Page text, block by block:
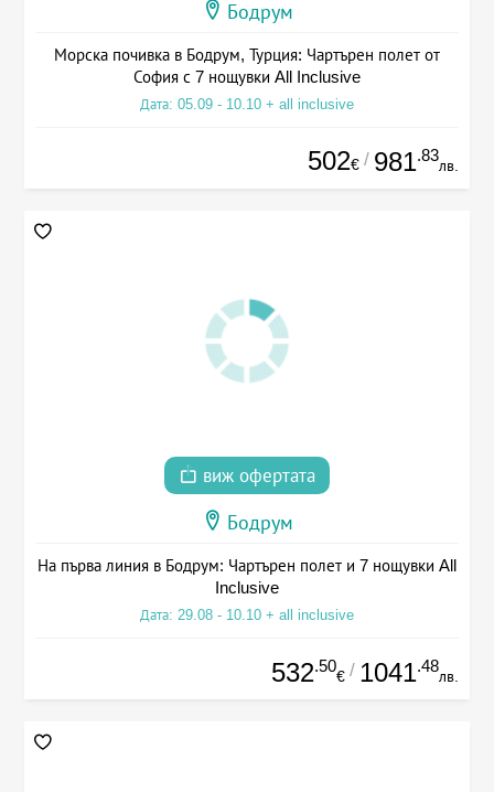
Бодрум
Морска почивка в Бодрум, Турция: Чартърен полет от
София с 7 нощувки All Inclusive
Дата: 05.09 - 10.10 + all inclusive
502€ / 981.83
лв.
виж офертата
Бодрум
На първа линия в Бодрум: Чартърен полет и 7 нощувки All
Inclusive
Дата: 29.08 - 10.10 + all inclusive
532.50
€ / 1041.48
лв.